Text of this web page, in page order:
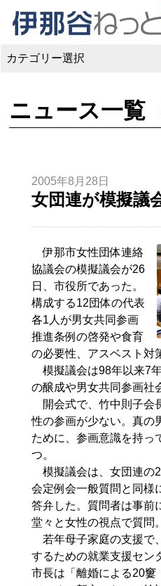
カテゴリー選択
ニュース一覧
2005年8月28日
女団連が模擬議
伊那市女性団体連絡
協議会の模擬議会が26
日、市役所であった。
構成する12団体の代表
各1人が男女共同参画
推進条例の啓発や食育
の必要性、アスベスト対
模擬議会は98年以来7
の醸成や男女共同参画社
開会式で、竹中則子会
性の参画が少ない。真の
ために、参画意識を持っ
つ。
模擬議会は、女団連の
会定例会一般質問と同様
答弁した。質問者は事前
堂々と女性の視点で質問。
若年母子家庭の支援で
するための就業支援セン
市長は「離婚による20窶